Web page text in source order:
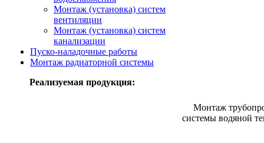
Монтаж (установка) систем
вентиляции
Монтаж (установка) систем
канализации
Пуско-наладочные работы
Монтаж радиаторной системы
Реализуемая продукция:
Монтаж
системы водяной